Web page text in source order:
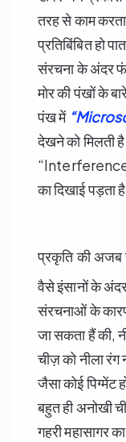
तरह से काम करता
प्रतिबिंबित हो
संरचना के अंदर
मोर की पंखों के
पंख में
देखने को मिलती
का दिखाई पड़ता
प्रकृति की अजब
वैसे इंसानों के अंदर
संरचनाओं के
जा सकता हैं की,
चीज़ को नीला
जैसा कोई पिग्मेंट
बहुत ही अनोखी
गहरी महासागर